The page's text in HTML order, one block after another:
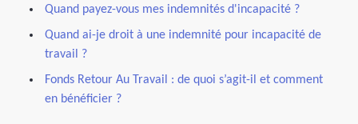
Quand payez-vous mes indemnités d'incapacité ?
Quand ai-je droit à une indemnité pour incapacité de
travail ?
Fonds Retour Au Travail : de quoi s’agit-il et comment
en bénéficier ?